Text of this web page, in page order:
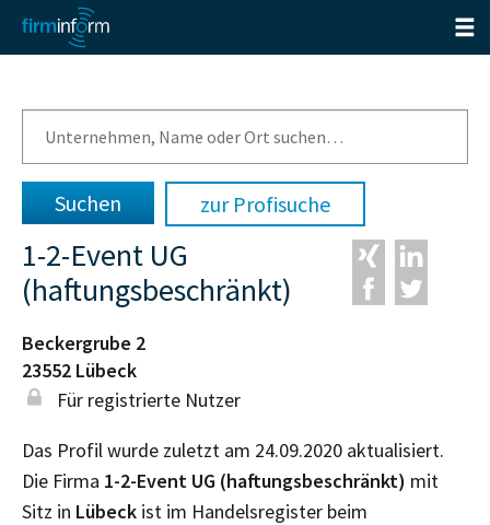
zur Profisuche
1-2-Event UG
(haftungsbeschränkt)
Beckergrube 2
23552 Lübeck
Für registrierte Nutzer
Das Profil wurde zuletzt am 24.09.2020 aktualisiert.
Die Firma 1-2-Event UG (haftungsbeschränkt) mit
Sitz in Lübeck ist im Handelsregister beim